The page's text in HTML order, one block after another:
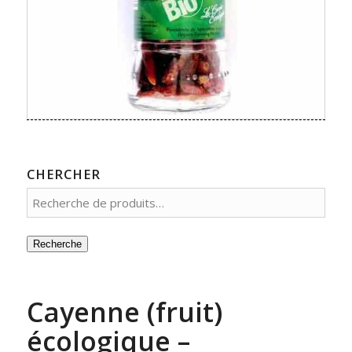
CHERCHER
Recherche
Cayenne (fruit)
écologique –